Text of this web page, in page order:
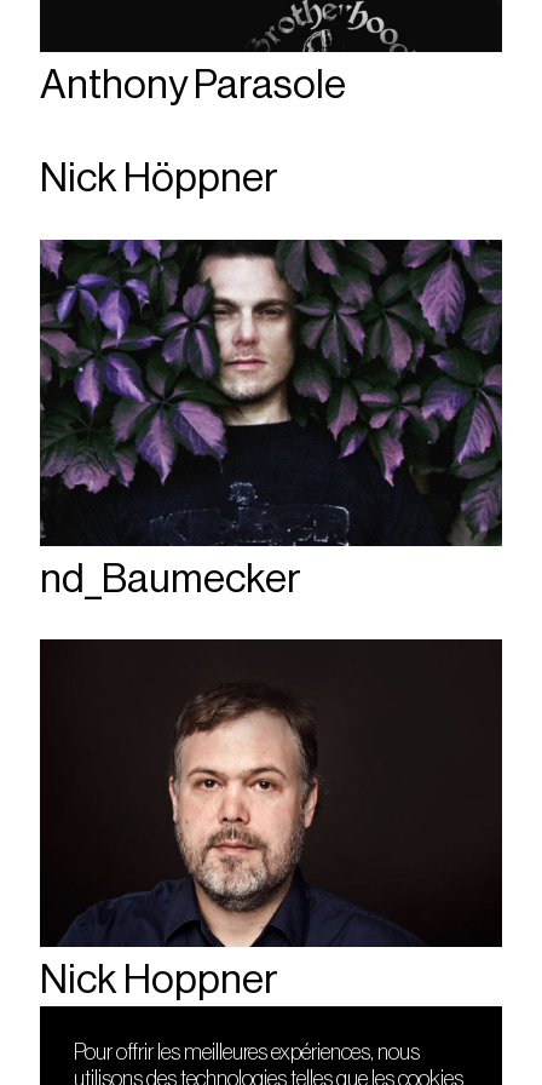
Anthony Parasole
Nick Höppner
nd_Baumecker
Nick Hoppner
Pour offrir les meilleures expériences, nous
utilisons des technologies telles que les cookies